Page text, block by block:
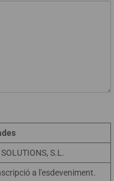
S.L.
a l'esdeveniment.